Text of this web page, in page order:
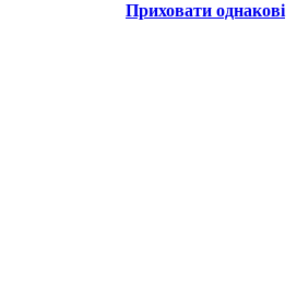
Приховати однакові